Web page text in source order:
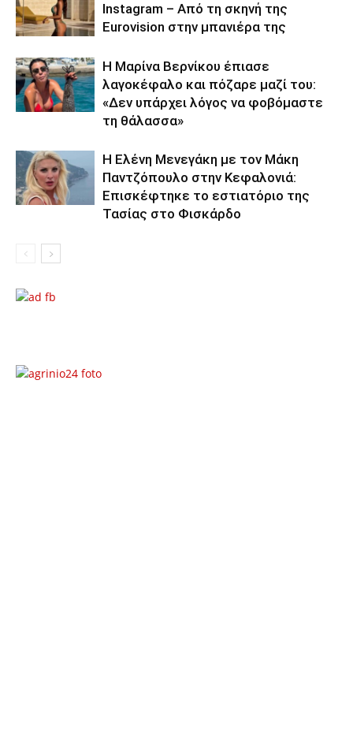
Instagram – Από τη σκηνή της
Eurovision στην μπανιέρα της
Η Μαρίνα Βερνίκου έπιασε
λαγοκέφαλο και πόζαρε μαζί του:
«Δεν υπάρχει λόγος να φοβόμαστε
τη θάλασσα»
Η Ελένη Μενεγάκη με τον Μάκη
Παντζόπουλο στην Κεφαλονιά:
Επισκέφτηκε το εστιατόριο της
Τασίας στο Φισκάρδο